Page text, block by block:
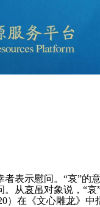
表示慰问。“哀”的
。从哀吊对象说，“
）在《文心雕龙》中